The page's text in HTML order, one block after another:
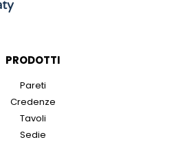
PRODOTTI
Pareti
Credenze
Tavoli
Sedie